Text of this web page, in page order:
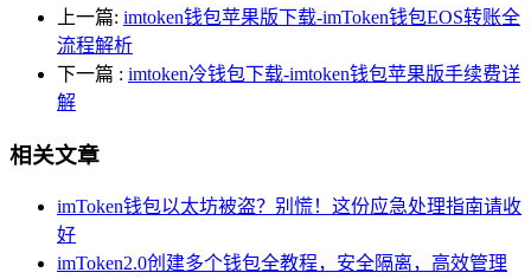
上一篇: imtoken钱包苹果版下载-imToken钱包EOS转账全
流程解析
下一篇 : imtoken冷钱包下载-imtoken钱包苹果版手续费详
解
相关文章
imToken钱包以太坊被盗？别慌！这份应急处理指南请收
好
imToken2.0创建多个钱包全教程，安全隔离，高效管理